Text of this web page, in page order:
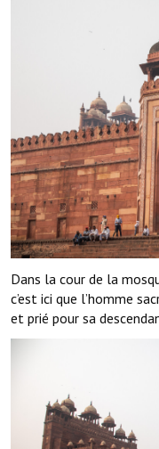
Dans la cour de la
c’est ici que l’homme
et prié pour sa